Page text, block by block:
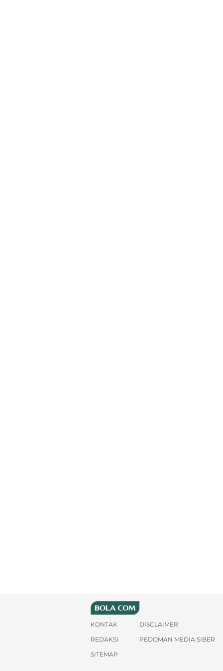
KONTAK DISCLAIMER
REDAKSI
PEDOMAN MEDIA SIBER
SITEMAP